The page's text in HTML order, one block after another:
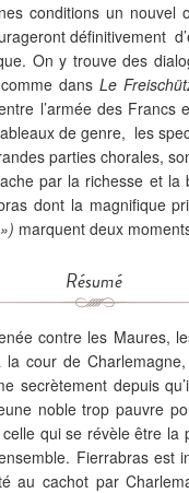
conditions un
définitivement
On y trouve des
dansLe
l’armée des
de genre, les
parties chorales,
par la richesse et la
dont la magnifique
marquent deux
Résumé
contre les Maures,
cour de
secrètement depuis
noble trop pauvre
qui se révèle être
Fierrabras est
au cachot par